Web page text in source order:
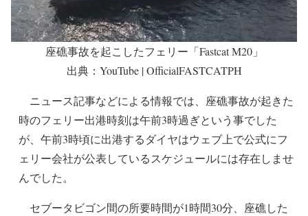
座礁事故を起こしたフェリー「Fastcat M20」
出典：YouTube | OfficialFASTCATPH
ニュース記事などによる情報では、座礁事故が起きた
時のフェリー出港時刻は午前3時過ぎという事でした
が、午前3時頃に出港するダイヤはウェブ上で公式にフ
ェリー会社が公表しているスケジュールには存在しませ
んでした。
セブータビゴン間の所要時間が1時間30分、座礁した